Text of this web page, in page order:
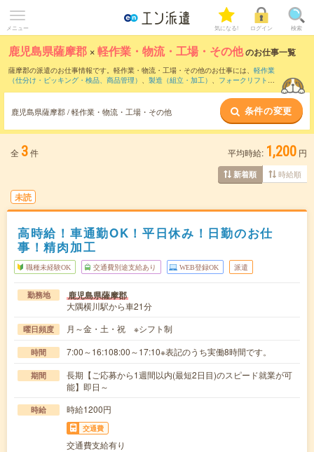
メニュー 気になる! ログイン 検索
鹿児島県薩摩郡 ×軽作業・物流・工場・その他のお仕事一覧
薩摩郡の派遣のお仕事情報です。軽作業・物流・工場・その他のお仕事には、 軽作業
（仕分け・ピッキング・検品、商品管理） 、 製造（組立・加工） 、 フォークリフト な
鹿児島県薩摩郡 / 軽作業・物流・工場・その他 条件の変更
全 3件 平均時給: 1,200 円
新着順 時給順
未読
高時給！車通勤OK！平日休み！日勤のお仕
事！精肉加工
職種未経験OK 交通費別途支給あり WEB登録OK 派遣
勤務地 鹿児島県薩摩郡
大隅横川駅から車21分
曜日頻度 月～金・土・祝 ※シフト制
時間 7:00～16:108:00～17:10※表記のうち実働8時間です。
期間
長期【ご応募から1週間以内(最短2日目)のスピード就業が可
能】即日～
時給 時給1200円
交通費
交通費支給有り